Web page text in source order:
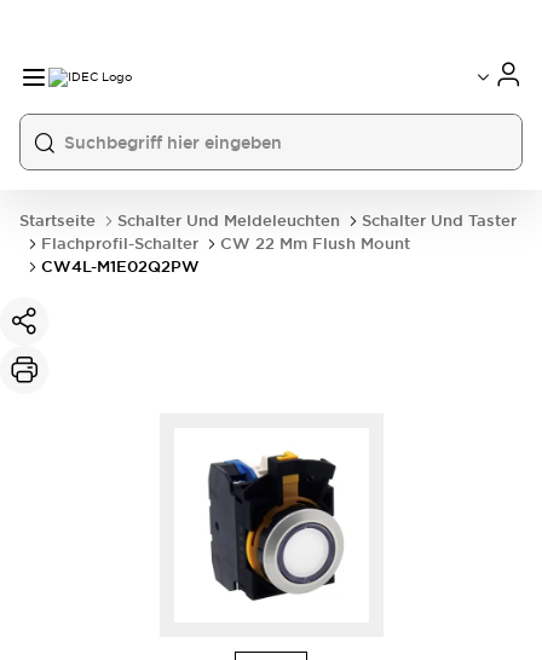
Startseite Schalter Und Meldeleuchten
Schalter Und Taster
Flachprofil-Schalter
CW 22 Mm Flush Mount
CW4L-M1E02Q2PW